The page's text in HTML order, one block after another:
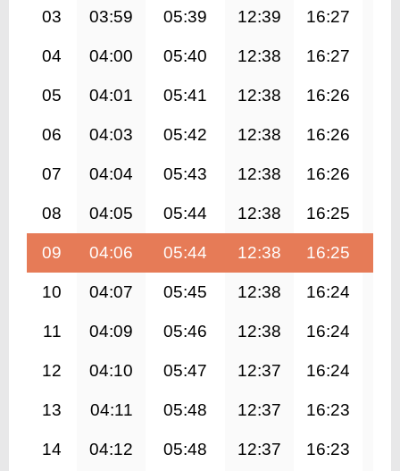
03 03:59 05:39 12:39 16:27
04 04:00 05:40 12:38 16:27
05 04:01 05:41 12:38 16:26
06 04:03 05:42 12:38 16:26
07 04:04 05:43 12:38 16:26
08 04:05 05:44 12:38 16:25
09 04:06 05:44 12:38 16:25
10 04:07 05:45 12:38 16:24
11 04:09 05:46 12:38 16:24
12 04:10 05:47 12:37 16:24
13 04:11 05:48 12:37 16:23
14 04:12 05:48 12:37 16:23